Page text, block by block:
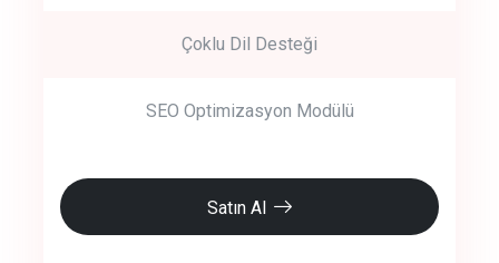
Çoklu Dil Desteği
SEO Optimizasyon Modülü
Satın Al